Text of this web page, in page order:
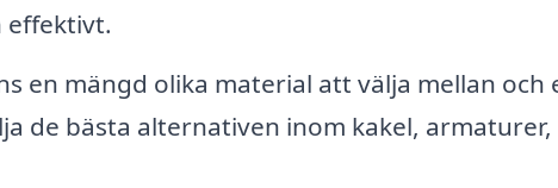
effektivt.
en mängd olika material att välja mellan
de bästa alternativen inom kakel,